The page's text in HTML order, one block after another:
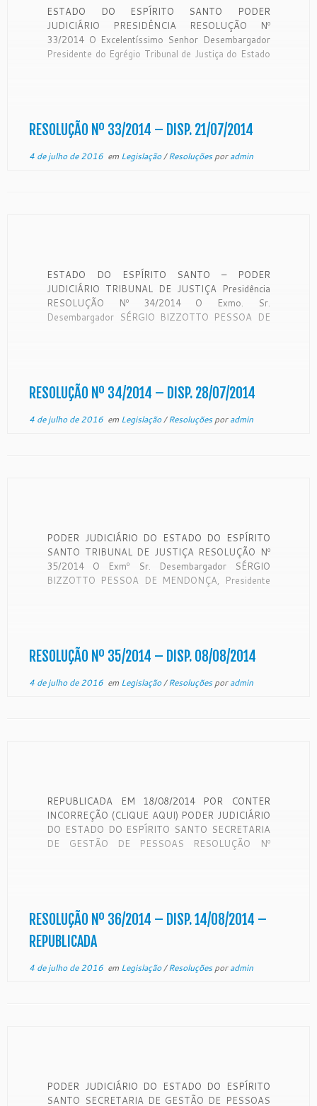
ESTADO DO ESPÍRITO SANTO PODER
JUDICIÁRIO PRESIDÊNCIA RESOLUÇÃO Nº
33/2014 O Excelentíssimo Senhor Desembargador
Presidente do Egrégio Tribunal de Justiça do Estado
RESOLUÇÃO Nº 33/2014 – DISP. 21/07/2014
4 de julho de 2016em Legislação/Resoluçõesporadmin
ESTADO DO ESPÍRITO SANTO – PODER
JUDICIÁRIO TRIBUNAL DE JUSTIÇA Presidência
RESOLUÇÃO Nº 34/2014 O Exmo. Sr.
Desembargador SÉRGIO BIZZOTTO PESSOA DE
RESOLUÇÃO Nº 34/2014 – DISP. 28/07/2014
4 de julho de 2016em Legislação/Resoluçõesporadmin
PODER JUDICIÁRIO DO ESTADO DO ESPÍRITO
SANTO TRIBUNAL DE JUSTIÇA RESOLUÇÃO Nº
35/2014 O Exmº Sr. Desembargador SÉRGIO
BIZZOTTO PESSOA DE MENDONÇA, Presidente
RESOLUÇÃO Nº 35/2014 – DISP. 08/08/2014
4 de julho de 2016em Legislação/Resoluçõesporadmin
REPUBLICADA EM 18/08/2014 POR CONTER
INCORREÇÃO (CLIQUE AQUI) PODER JUDICIÁRIO
DO ESTADO DO ESPÍRITO SANTO SECRETARIA
DE GESTÃO DE PESSOAS RESOLUÇÃO Nº
TRIBUNAL […]
RESOLUÇÃO Nº 36/2014 – DISP. 14/08/2014 –
REPUBLICADA
4 de julho de 2016em Legislação/Resoluçõesporadmin
PODER JUDICIÁRIO DO ESTADO DO ESPÍRITO
SANTO SECRETARIA DE GESTÃO DE PESSOAS